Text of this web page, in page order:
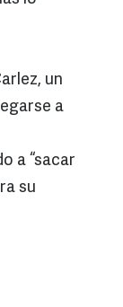
un
a
a “sacar
su